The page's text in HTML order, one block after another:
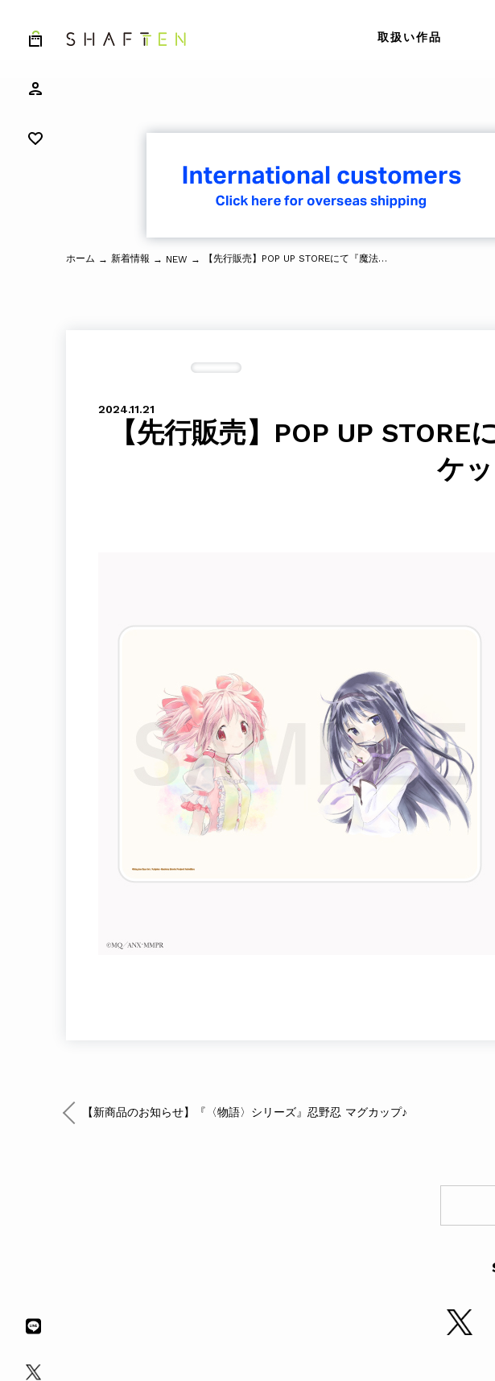
取扱い作品
ホーム → 新着情報 → NEW → 【先行販売】POP UP STOREにて『魔法少女まどか☆マギカ』ブランケット販売開始♪
2024.11.21
【先行販売】POP UP
ケ
【新商品のお知らせ】『〈物語〉シリーズ』忍野忍 マグカップ♪